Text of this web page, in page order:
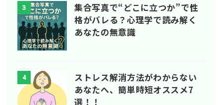
3
集合写真で“どこに立つか”で性
格がバレる？心理学で読み解く
あなたの無意識
4
ストレス解消方法がわからない
あなたへ、簡単時短オススメ7
選！！